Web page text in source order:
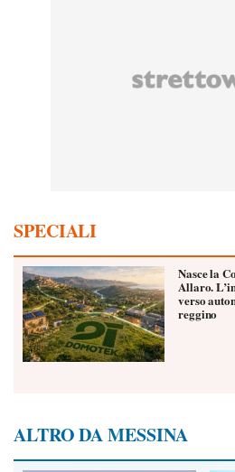
SPECIALI
Nasce la
Allaro.
verso
reggino
ALTRO DA MESSINA